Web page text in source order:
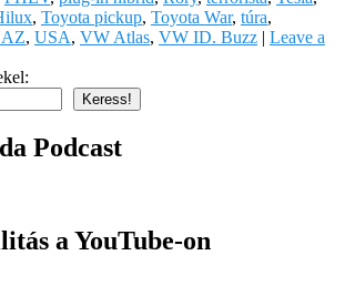
, Toyota pickup, Toyota War, túra,
, USA, VW Atlas, VW ID. Buzz | Leave a
Keress!
Podcast
a YouTube-on